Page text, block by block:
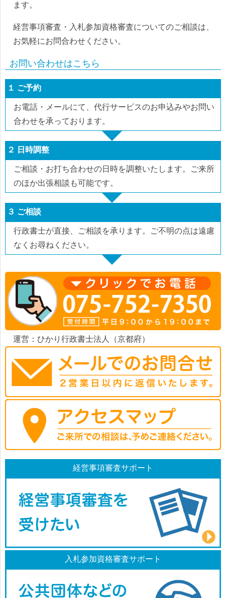
ます。
経営事項審査・入札参加資格審査についてのご相談は、
お気軽にお問合わせください。
お問い合わせはこちら
１ ご予約
お電話・メールにて、代行サービスのお申込みやお問い
合わせを承っております。
２ 日時調整
ご相談・お打ち合わせの日時を調整いたします。ご来所
のほか出張相談も可能です。
３ ご相談
行政書士が直接、ご相談を承ります。ご不明の点は遠慮
なくお尋ねください。
運営：ひかり行政書士法人（京都府）
経営事項審査サポート
入札参加資格審査サポート